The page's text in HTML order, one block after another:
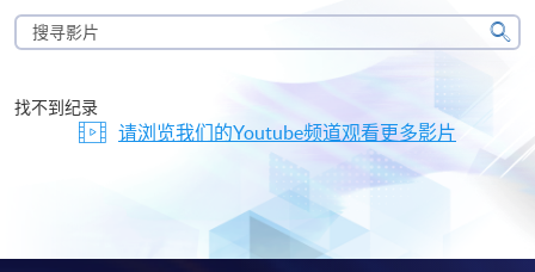
搜
寻
片
搜
找不到纪录
请浏览我们的Youtube频道观看更多影片